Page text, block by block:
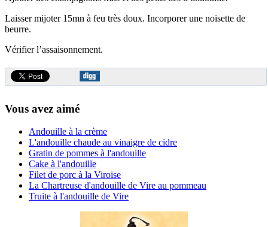
Laisser mijoter 15mn à feu très doux. Incorporer une noisette de
beurre.
Vérifier l’assaisonnement.
Vous avez aimé
Andouille à la crème
L'andouille chaude au vinaigre de cidre
Gratin de pommes à l'andouille
Cake à l'andouille
Filet de porc à la Viroise
La Chartreuse d'andouille de Vire au pommeau
Truite à l'andouille de Vire